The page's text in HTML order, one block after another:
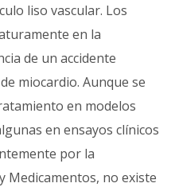
liso vascular. Los
en la
de un accidente
miocardio. Aunque se
en modelos
en ensayos clínicos
por la
Medicamentos, no existe